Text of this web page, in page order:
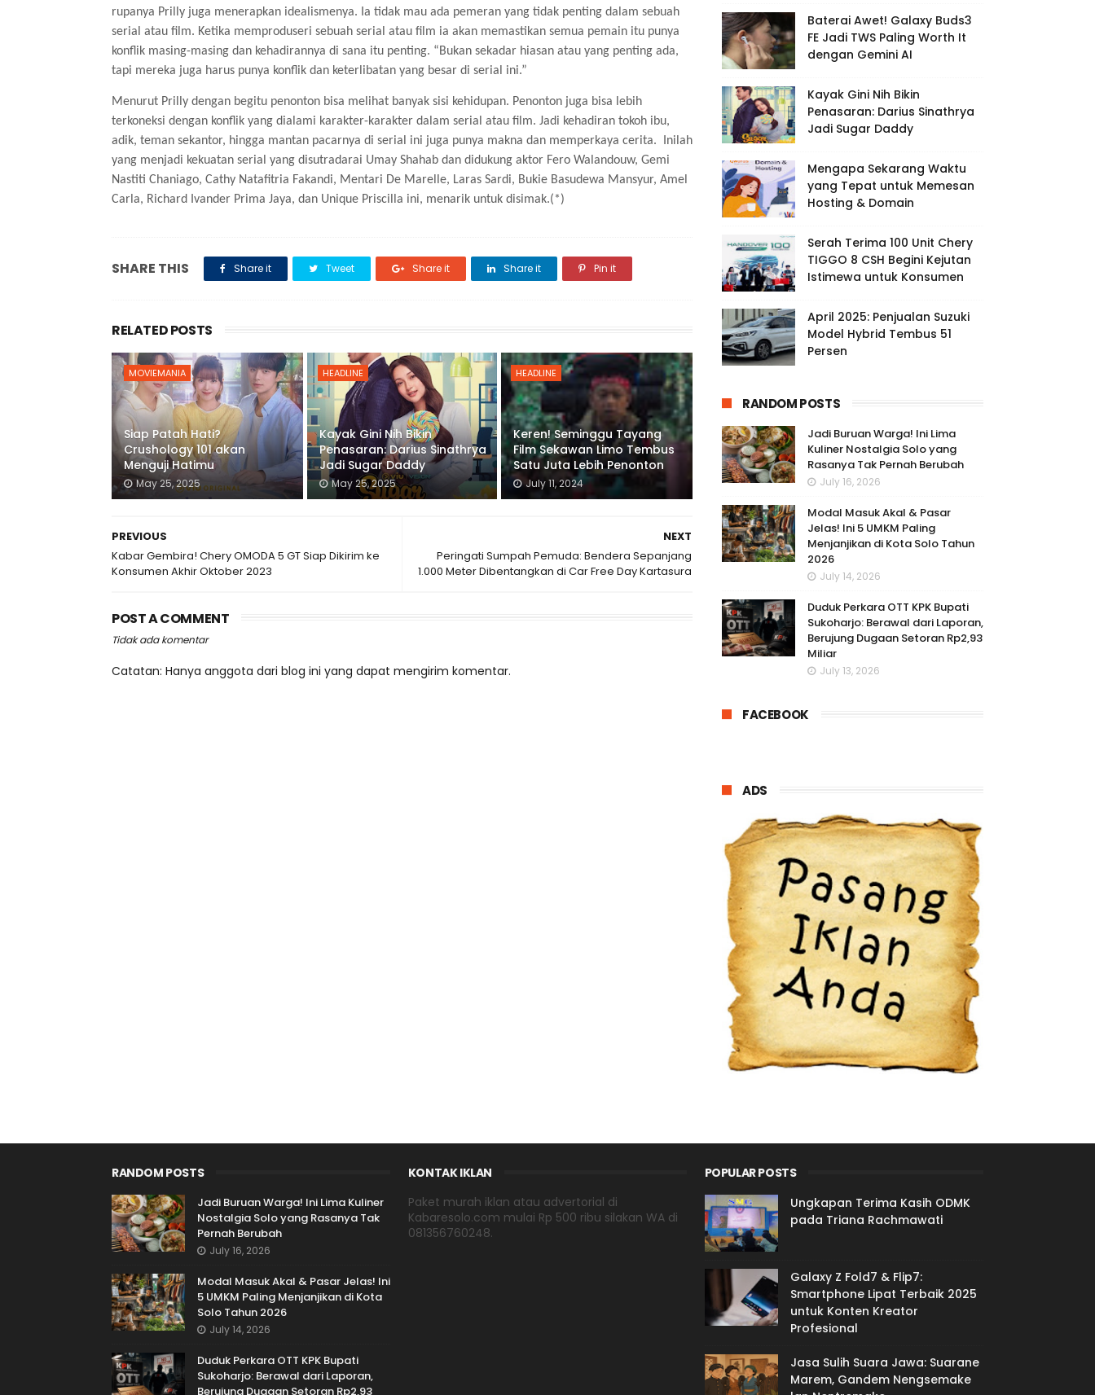
rupanya Prilly juga menerapkan idealismenya. Ia tidak mau ada pemeran yang tidak penting dalam sebuah
serial atau film. Ketika memproduseri sebuah serial atau film ia akan memastikan semua pemain itu punya
konflik masing-masing dan kehadirannya di sana itu penting. “Bukan sekadar hiasan atau yang penting ada,
tapi mereka juga harus punya konflik dan keterlibatan yang besar di serial ini.”
Menurut Prilly dengan begitu penonton bisa melihat banyak sisi kehidupan. Penonton juga bisa lebih
terkoneksi dengan konflik yang dialami karakter-karakter dalam serial atau film. Jadi kehadiran tokoh ibu,
adik, teman sekantor, hingga mantan pacarnya di serial ini juga punya makna dan memperkaya cerita.
Inilah
yang menjadi kekuatan serial yang disutradarai Umay Shahab dan didukung aktor Fero Walandouw, Gemi
Nastiti Chaniago, Cathy Natafitria Fakandi, Mentari De Marelle, Laras Sardi, Bukie Basudewa Mansyur, Amel
Carla, Richard Ivander Prima Jaya, dan Unique Priscilla ini, menarik untuk disimak.(*)
SHARE THIS Share it Tweet Share it Share it Pin it
RELATED POSTS
MOVIEMANIA
Siap Patah Hati?
Crushology 101 akan
Menguji Hatimu
May 25, 2025
HEADLINE
Kayak Gini Nih Bikin
Penasaran: Darius Sinathrya
Jadi Sugar Daddy
May 25, 2025
HEADLINE
Keren! Seminggu Tayang
Film Sekawan Limo Tembus
Satu Juta Lebih Penonton
July 11, 2024
NEXT
Peringati Sumpah Pemuda: Bendera Sepanjang
1.000 Meter Dibentangkan di Car Free Day Kartasura
PREVIOUS
Kabar Gembira! Chery OMODA 5 GT Siap Dikirim ke
Konsumen Akhir Oktober 2023
POST A COMMENT
Tidak ada komentar
Catatan: Hanya anggota dari blog ini yang dapat mengirim komentar.
Baterai Awet! Galaxy Buds3
FE Jadi TWS Paling Worth It
dengan Gemini AI
Kayak Gini Nih Bikin
Penasaran: Darius Sinathrya
Jadi Sugar Daddy
Mengapa Sekarang Waktu
yang Tepat untuk Memesan
Hosting & Domain
Serah Terima 100 Unit Chery
TIGGO 8 CSH Begini Kejutan
Istimewa untuk Konsumen
April 2025: Penjualan Suzuki
Model Hybrid Tembus 51
Persen
RANDOM POSTS
Jadi Buruan Warga! Ini Lima
Kuliner Nostalgia Solo yang
Rasanya Tak Pernah Berubah
July 16, 2026
Modal Masuk Akal & Pasar
Jelas! Ini 5 UMKM Paling
Menjanjikan di Kota Solo Tahun
2026
July 14, 2026
Duduk Perkara OTT KPK Bupati
Sukoharjo: Berawal dari Laporan,
Berujung Dugaan Setoran Rp2,93
Miliar
July 13, 2026
FACEBOOK
ADS
RANDOM POSTS
Jadi Buruan Warga! Ini Lima Kuliner
Nostalgia Solo yang Rasanya Tak
Pernah Berubah
July 16, 2026
Modal Masuk Akal & Pasar Jelas! Ini
5 UMKM Paling Menjanjikan di Kota
Solo Tahun 2026
July 14, 2026
Duduk Perkara OTT KPK Bupati
Sukoharjo: Berawal dari Laporan,
Berujung Dugaan Setoran Rp2,93
KONTAK IKLAN
Paket murah iklan atau advertorial di
Kabaresolo.com mulai Rp 500 ribu silakan WA di
081356760248.
POPULAR POSTS
Ungkapan Terima Kasih ODMK
pada Triana Rachmawati
Galaxy Z Fold7 & Flip7:
Smartphone Lipat Terbaik 2025
untuk Konten Kreator
Profesional
Jasa Sulih Suara Jawa: Suarane
Marem, Gandem Nengsemake